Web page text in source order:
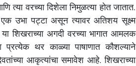
वरच्या दिशेला निमुळत्या होत जातात.
एक उभा पट्टा असून त्यावर अतिशय सूक्ष्म
शिखराच्या अगदी वरच्या भागात आमलक
प्रत्येक थर काळ्या पाषाणात कौशल्याने
आकृत्यांचा समावेश आहे. शिखराच्या